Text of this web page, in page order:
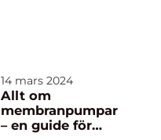
14 mars 2024
Allt om
membranpumpar
– en guide för